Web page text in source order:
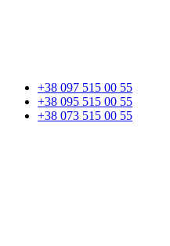
+38 097 515 00 55
+38 095 515 00 55
+38 073 515 00 55